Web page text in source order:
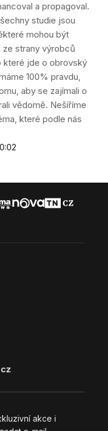
a propagoval.
studie jsou
mohou být
ze strany výrobců
které jde o obrovský
100% pravdu,
aby se zajímali o
vědomě. Nešíříme
které podle nás
akce i